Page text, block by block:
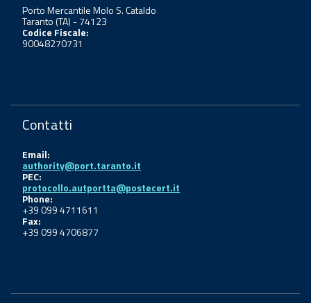
Porto Mercantile Molo S. Cataldo
Taranto (TA) - 74123
Codice Fiscale:
90048270731
Contatti
Email:
authority@port.taranto.it
PEC:
protocollo.autportta@postecert.it
Phone:
+39 099 4711611
Fax:
+39 099 4706877